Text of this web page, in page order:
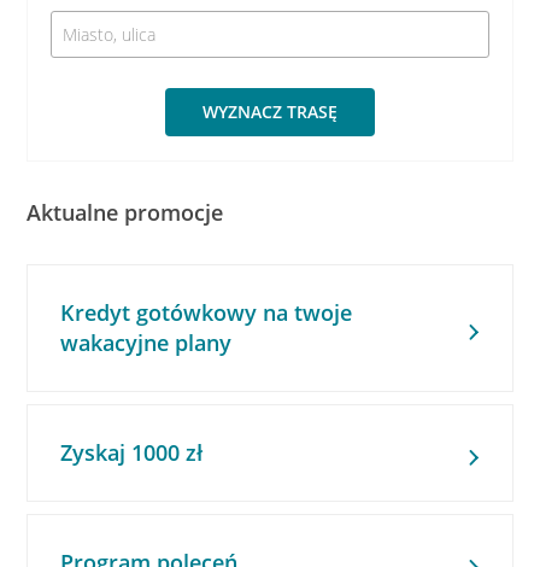
WYZNACZ TRASĘ
Aktualne promocje
Kredyt gotówkowy na twoje
wakacyjne plany
Zyskaj 1000 zł